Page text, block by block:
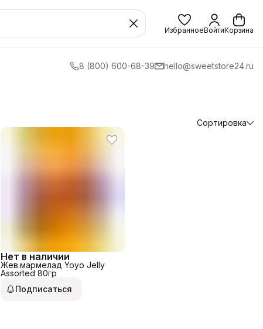
ИзбранноеВойтиКорзина
8 (800) 600-68-39 hello@sweetstore24.ru
Сортировка
Нет в наличии
Жев.мармелад Yoyo Jelly
Assorted 80гр
Подписаться